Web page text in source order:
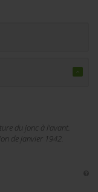
du jonc à l'avant.
de janvier 1942.